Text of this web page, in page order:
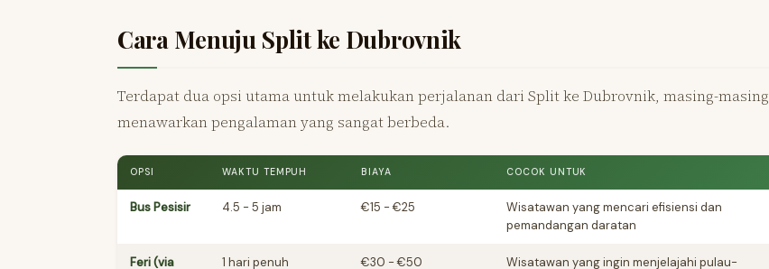
Cara Menuju Split ke Dubrovnik
Terdapat dua opsi utama untuk melakukan perjalanan dari Split ke Dubrovnik, masing-masing
menawarkan pengalaman yang sangat berbeda.
OPSI WAKTU TEMPUH BIAYA COCOK UNTUK
Bus Pesisir 4.5 - 5 jam €15 - €25
Wisatawan yang mencari efisiensi dan
pemandangan daratan
Feri (via 1 hari penuh €30 - €50 Wisatawan yang ingin menjelajahi pulau-